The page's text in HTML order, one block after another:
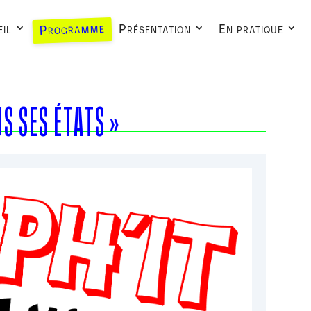
Programme Présentation En pratique
SES ÉTATS »